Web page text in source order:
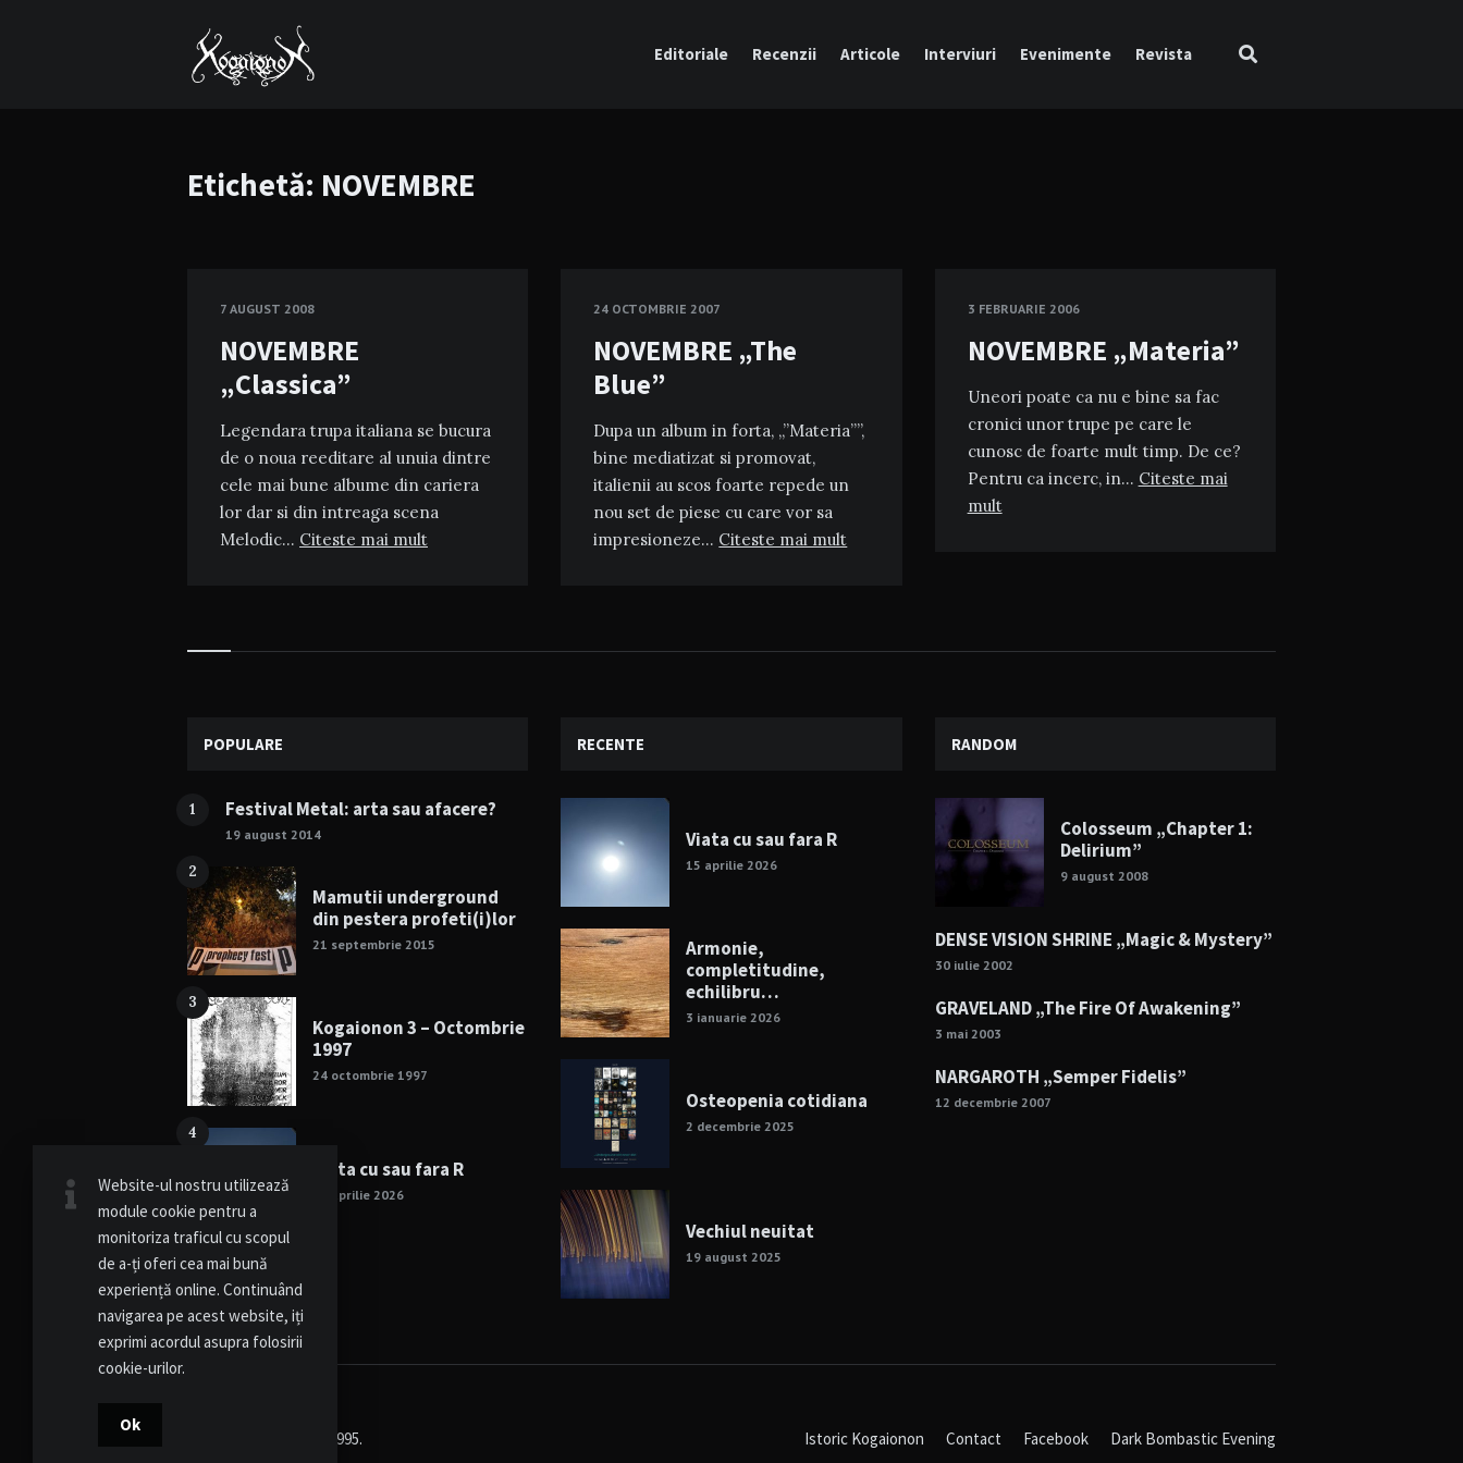
Editoriale Recenzii Articole Interviuri Evenimente Revista
Etichetă: NOVEMBRE
7 AUGUST 2008
NOVEMBRE
„Classica”
Legendara trupa italiana se bucura
de o noua reeditare al unuia dintre
cele mai bune albume din cariera
lor dar si din intreaga scena
Melodic… Citeste mai mult
24 OCTOMBRIE 2007
NOVEMBRE „The
Blue”
Dupa un album in forta, „”Materia””,
bine mediatizat si promovat,
italienii au scos foarte repede un
nou set de piese cu care vor sa
impresioneze… Citeste mai mult
3 FEBRUARIE 2006
NOVEMBRE „Materia”
Uneori poate ca nu e bine sa fac
cronici unor trupe pe care le
cunosc de foarte mult timp. De ce?
Pentru ca incerc, in… Citeste mai
mult
Widgets
POPULARE
1 Festival Metal: arta sau afacere?
19 august 2014
2
Mamutii underground
din pestera profeti(i)lor
21 septembrie 2015
3
Kogaionon 3 – Octombrie
1997
24 octombrie 1997
4
Viata cu sau fara R
15 aprilie 2026
RECENTE
Viata cu sau fara R
15 aprilie 2026
Armonie,
completitudine,
echilibru…
3 ianuarie 2026
Osteopenia cotidiana
2 decembrie 2025
Vechiul neuitat
19 august 2025
RANDOM
Colosseum „Chapter 1:
Delirium”
9 august 2008
DENSE VISION SHRINE „Magic & Mystery”
30 iulie 2002
GRAVELAND „The Fire Of Awakening”
3 mai 2003
NARGAROTH „Semper Fidelis”
12 decembrie 2007
© Kogaionon - Since 1995. Istoric Kogaionon Contact Facebook Dark Bombastic Evening
Website-ul nostru utilizează
module cookie pentru a
monitoriza traficul cu scopul
de a-ți oferi cea mai bună
experiență online. Continuând
navigarea pe acest website, iți
exprimi acordul asupra folosirii
cookie-urilor.
Ok